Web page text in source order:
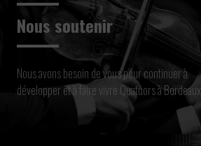
Nous soutenir
Nous avons besoin de vous pour continuer à
développer et à faire vivre Quatuors à Bordeaux